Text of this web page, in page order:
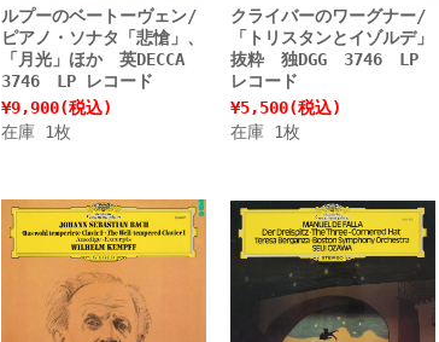
ルプーのベートーヴェン/
ピアノ・ソナタ「悲愴」、
「月光」ほか 英DECCA
3746 LP レコード
¥9,900(税込)
在庫 1枚
クライバーのワーグナー/
「トリスタンとイゾルデ」
抜粋 独DGG 3746 LP
レコード
¥5,500(税込)
在庫 1枚